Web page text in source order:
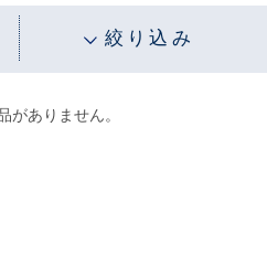
絞り込み
がありません。